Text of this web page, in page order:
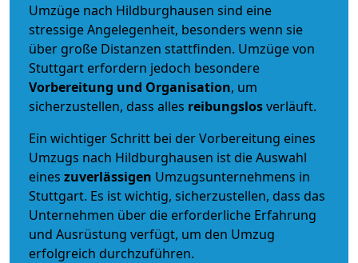
Umzüge nach Hildburghausen sind eine
stressige Angelegenheit, besonders wenn sie
über große Distanzen stattfinden. Umzüge von
Stuttgart erfordern jedoch besondere
Vorbereitung und Organisation, um
sicherzustellen, dass alles reibungslosverläuft.
Ein wichtiger Schritt bei der Vorbereitung eines
Umzugs nach Hildburghausen ist die Auswahl
eines zuverlässigen Umzugsunternehmens in
Stuttgart. Es ist wichtig, sicherzustellen, dass das
Unternehmen über die erforderliche Erfahrung
und Ausrüstung verfügt, um den Umzug
erfolgreich durchzuführen.